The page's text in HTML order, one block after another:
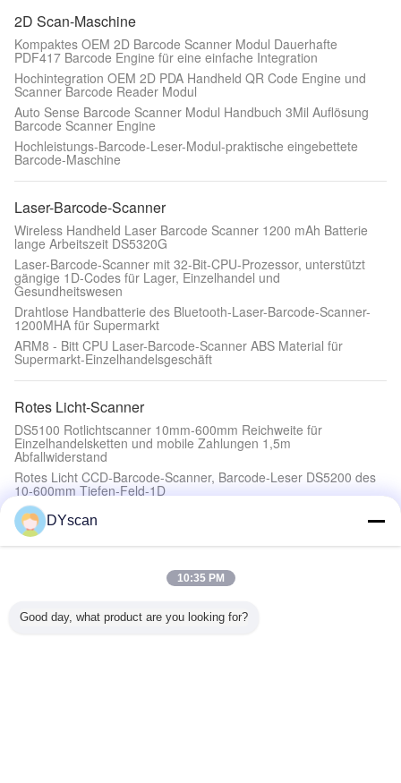
2D Scan-Maschine
Kompaktes OEM 2D Barcode Scanner Modul Dauerhafte
PDF417 Barcode Engine für eine einfache Integration
Hochintegration OEM 2D PDA Handheld QR Code Engine und
Scanner Barcode Reader Modul
Auto Sense Barcode Scanner Modul Handbuch 3Mil Auflösung
Barcode Scanner Engine
Hochleistungs-Barcode-Leser-Modul-praktische eingebettete
Barcode-Maschine
Laser-Barcode-Scanner
Wireless Handheld Laser Barcode Scanner 1200 mAh Batterie
lange Arbeitszeit DS5320G
Laser-Barcode-Scanner mit 32-Bit-CPU-Prozessor, unterstützt
gängige 1D-Codes für Lager, Einzelhandel und
Gesundheitswesen
Drahtlose Handbatterie des Bluetooth-Laser-Barcode-Scanner-
1200MHA für Supermarkt
ARM8 - Bitt CPU Laser-Barcode-Scanner ABS Material für
Supermarkt-Einzelhandelsgeschäft
Rotes Licht-Scanner
DS5100 Rotlichtscanner 10mm-600mm Reichweite für
Einzelhandelsketten und mobile Zahlungen 1,5m
Abfallwiderstand
Rotes Licht CCD-Barcode-Scanner, Barcode-Leser DS5200 des
10-600mm Tiefen-Feld-1D
Linearer CCD-Barcode-Scanner für
Einzelhandelsgeschäft/Inventar blauer Ray FC Standard-DS5200
Lineare des rotes Licht-Scanner-32 Schnittstelle DS5100 Bild
300 DPI A4 5MP Office tragbarer Dokumenten-Scanner OCRs
DYscan
10:35 PM
Good day, what product are you looking for?